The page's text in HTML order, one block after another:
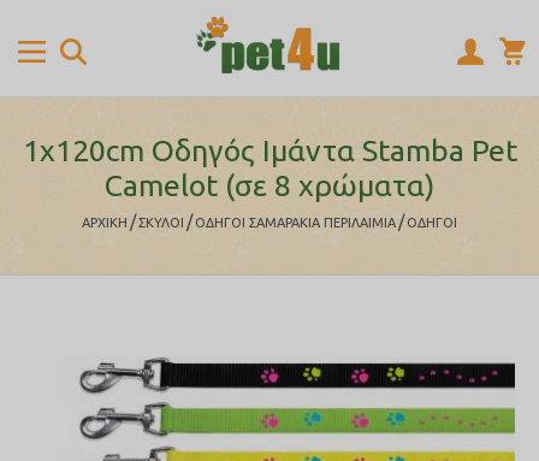
1x120cm Οδηγός Ιμάντα Stamba Pet
Camelot (σε 8 χρώματα)
ΑΡΧΙΚΉ /ΣΚΥΛΟΙ / ΟΔΗΓΟΙ ΣΑΜΑΡΑΚΙΑ ΠΕΡΙΛΑΙΜΙΑ / ΟΔΗΓΟΙ